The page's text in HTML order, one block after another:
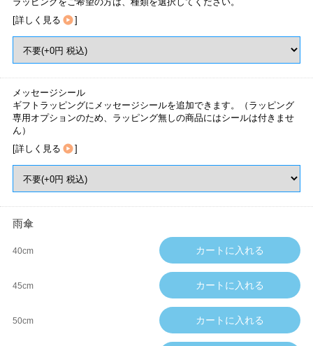
[詳しく見る ]
メッセージシール
ギフトラッピングにメッセージシールを追加できます。（ラッピング
専用オプションのため、ラッピング無しの商品にはシールは付きませ
ん）
[詳しく見る ]
雨傘
40cm
45cm
50cm